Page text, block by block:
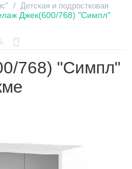
/ Детская и подростковая
Джек(600/768) "Симпл"
768) "Симпл"